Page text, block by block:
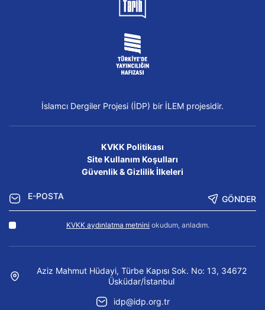
İslamcı Dergiler Projesi (İDP) bir İLEM projesidir.
KVKK Politikası
Site Kullanım Koşulları
Güvenlik & Gizlilik İlkeleri
GÖNDER
KVKK aydınlatma metnini okudum, anladım.
Aziz Mahmut Hüdayi, Türbe Kapısı Sok. No: 13, 34672
Üsküdar/İstanbul
idp@idp.org.tr